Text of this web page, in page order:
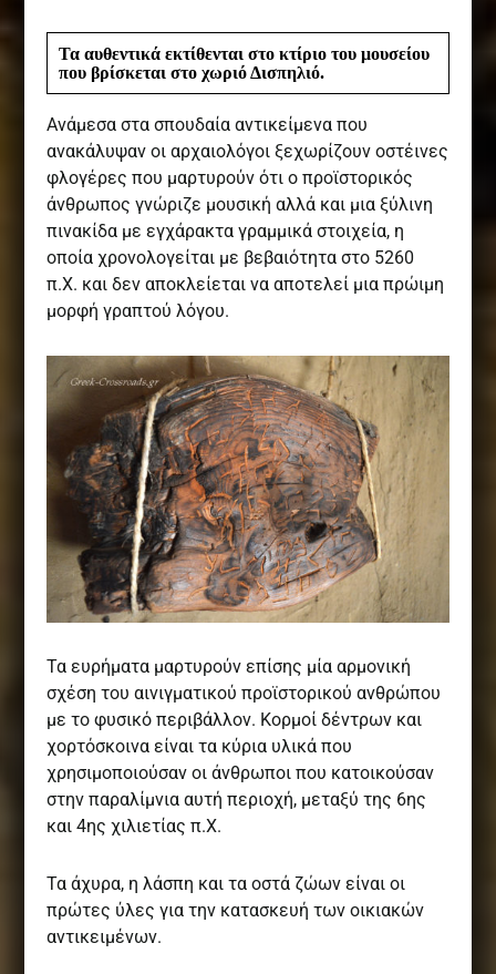
Τα αυθεντικά εκτίθενται στο κτίριο του μουσείου
που βρίσκεται στο χωριό Δισπηλιό.
Ανάμεσα στα σπουδαία αντικείμενα που
ανακάλυψαν οι αρχαιολόγοι ξεχωρίζουν οστέινες
φλογέρες που μαρτυρούν ότι ο προϊστορικός
άνθρωπος γνώριζε μουσική αλλά και μια ξύλινη
πινακίδα με εγχάρακτα γραμμικά στοιχεία, η
οποία χρονολογείται με βεβαιότητα στο 5260
π.Χ. και δεν αποκλείεται να αποτελεί μια πρώιμη
μορφή γραπτού λόγου.
Τα ευρήματα μαρτυρούν επίσης μία αρμονική
σχέση του αινιγματικού προϊστορικού ανθρώπου
με το φυσικό περιβάλλον. Κορμοί δέντρων και
χορτόσκοινα είναι τα κύρια υλικά που
χρησιμοποιούσαν οι άνθρωποι που κατοικούσαν
στην παραλίμνια αυτή περιοχή, μεταξύ της 6ης
και 4ης χιλιετίας π.Χ.
Τα άχυρα, η λάσπη και τα οστά ζώων είναι οι
πρώτες ύλες για την κατασκευή των οικιακών
αντικειμένων.